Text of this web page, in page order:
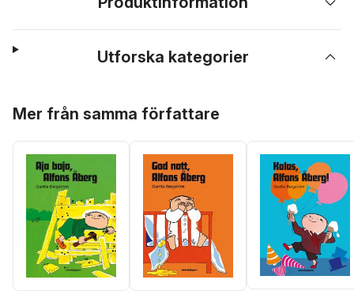
Utforska kategorier
Mer från samma författare